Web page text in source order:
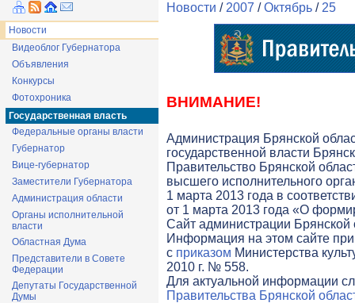
Новости
Видеоблог Губернатора
Объявления
Конкурсы
Фотохроника
Государственная власть
Федеральные органы власти
Губернатор
Вице-губернатор
Заместители Губернатора
Администрация области
Органы исполнительной
власти
Областная Дума
Представители в Совете
Федерации
Депутаты Государственной
Думы
Новости / 2007 /Октябрь / 25
ВНИМАНИЕ!
Администрация Брянской
государственной власти
Правительство Брянской
высшего исполнительного
1 марта 2013 года в
от 1 марта 2013 года «О
Cайт администрации Брянской
Информация на этом сайте
с приказом Министерства
2010 г. № 558.
Для актуальной информации
Правительства Брянской